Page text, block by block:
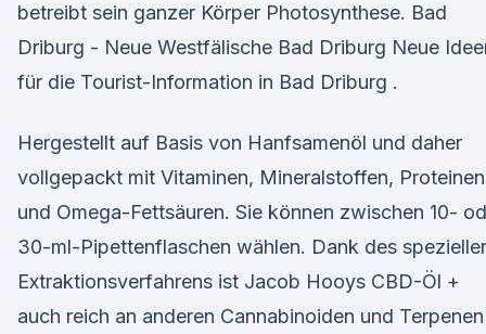
betreibt sein ganzer Körper Photosynthese. Bad
Driburg - Neue Westfälische Bad Driburg Neue
für die Tourist-Information in Bad Driburg .
Hergestellt auf Basis von Hanfsamenöl und daher
vollgepackt mit Vitaminen, Mineralstoffen, Proteinen
und Omega-Fettsäuren. Sie können zwischen 10-
30-ml-Pipettenflaschen wählen. Dank des
Extraktionsverfahrens ist Jacob Hooys CBD-Öl +
auch reich an anderen Cannabinoiden und